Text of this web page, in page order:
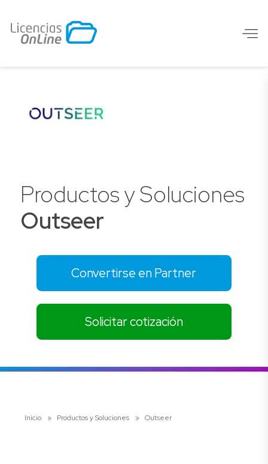
Productos y Soluciones
Outseer
Convertirse en Partner
Solicitar cotización
Inicio » Productos y Soluciones » Outseer